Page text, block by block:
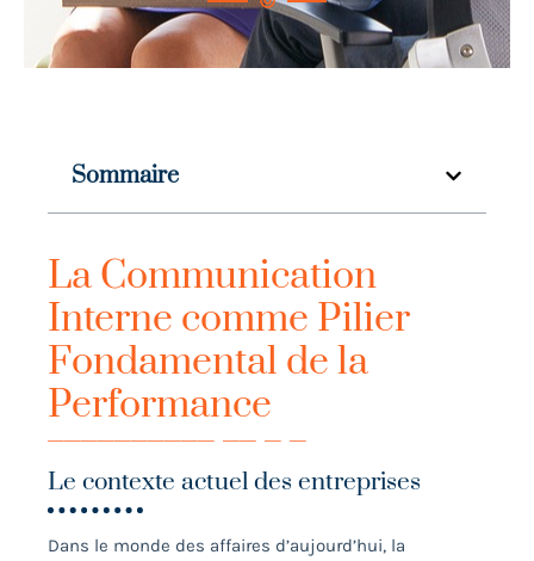
Sommaire
La Communication
Interne comme Pilier
Fondamental de la
Performance
Le contexte actuel des entreprises
Dans le monde des affaires d’aujourd’hui, la